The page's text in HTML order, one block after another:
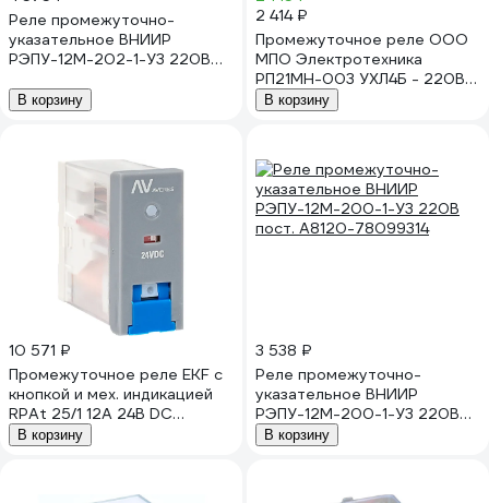
Реле промежуточно-
указательное ВНИИР
РЭПУ-12М-202-1-У3 220В
В корзину
2 414 ₽
Промежуточное реле ООО
МПО Электротехника
РП21МН-003 УХЛ4Б - 220В
80038500
В корзину
10 571 ₽
Промежуточное реле EKF с
кнопкой и мех. индикацией
RPAt 25/1 12A 24В DC
AVERES rpat-25-1-24DC
В корзину
3 538 ₽
Реле промежуточно-
указательное ВНИИР
РЭПУ-12М-200-1-У3 220В
пост. A8120-78099314
В корзину